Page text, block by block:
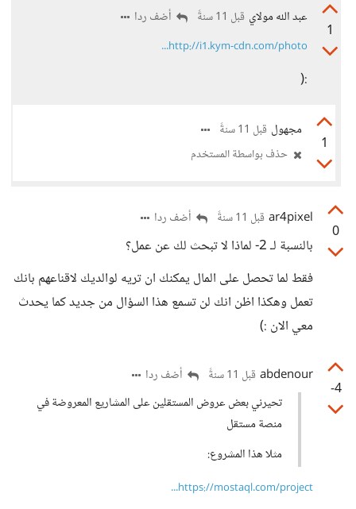
1
عبد الله مولاي قبل 11 سنةً أضف ردا
http://i1.kym-cdn.com/photo...
:(
1
مجهول قبل 11 سنةً
حذف بواسطة المستخدم
0
ar4pixel قبل 11 سنةً أضف ردا
بالنسبة لـ 2- لماذا لا تبحث لك عن عمل؟
فقط لما تحصل على المال يمكنك ان تريه لوالديك لاقناعهم بانك
تعمل وهكذا اظن انك لن تسمع هذا السؤال من جديد كما يحدث
معي الان :)
-4
abdenour قبل 11 سنةً
أضف ردا
تحيرني بعض عروض المستقلين على المشاريع المعروضة في
منصة مستقل
مثلا هذا المشروع:
https://mostaql.com/project...